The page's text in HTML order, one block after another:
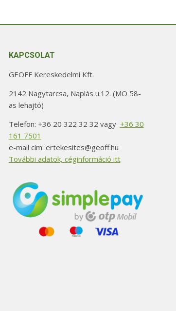
KAPCSOLAT
GEOFF Kereskedelmi Kft.
2142 Nagytarcsa, Naplás u.12. (MO 58-
as lehajtó)
Telefon: +36 20 322 32 32 vagy +36 30
161 7501
e-mail cím: ertekesites@geoff.hu
További adatok, céginformáció itt